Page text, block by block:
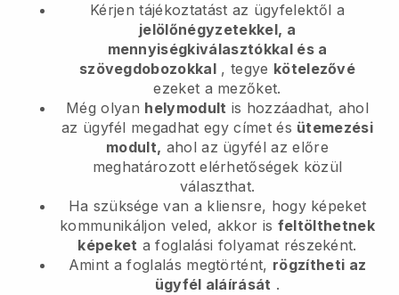
Kérjen tájékoztatást az ügyfelektől a
jelölőnégyzetekkel, a
mennyiségkiválasztókkal és a
szövegdobozokkal , tegye kötelezővé
ezeket a mezőket.
Még olyan helymodult is hozzáadhat, ahol
az ügyfél megadhat egy címet és ütemezési
modult, ahol az ügyfél az előre
meghatározott elérhetőségek közül
választhat.
Ha szüksége van a kliensre, hogy képeket
kommunikáljon veled, akkor is feltölthetnek
képeket a foglalási folyamat részeként.
Amint a foglalás megtörtént, rögzítheti az
ügyfél aláírását .